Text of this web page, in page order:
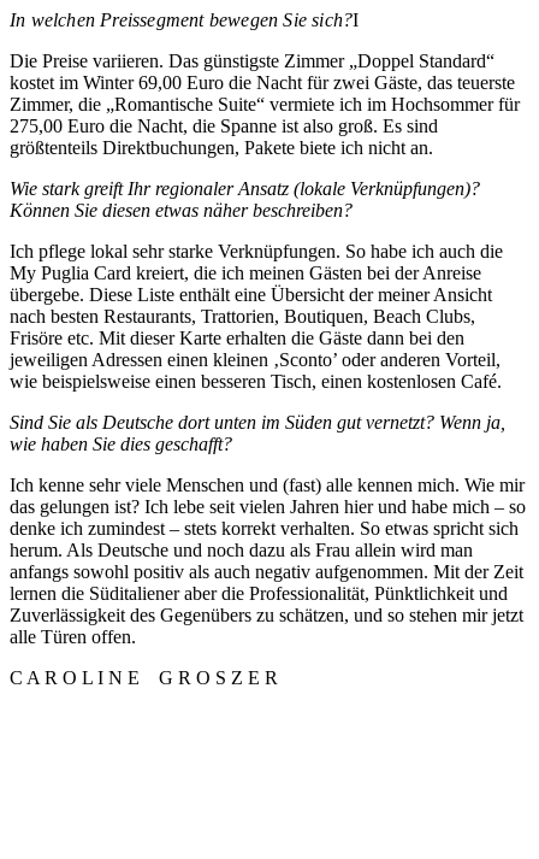
In welchen Preissegment bewegen Sie sich?I
Die Preise variieren. Das günstigste Zimmer „Doppel Standard“
kostet im Winter 69,00 Euro die Nacht für zwei Gäste, das teuerste
Zimmer, die „Romantische Suite“ vermiete ich im Hochsommer für
275,00 Euro die Nacht, die Spanne ist also groß. Es sind
größtenteils Direktbuchungen, Pakete biete ich nicht an.
Wie stark greift Ihr regionaler Ansatz (lokale Verknüpfungen)?
Können Sie diesen etwas näher beschreiben?
Ich pflege lokal sehr starke Verknüpfungen. So habe ich auch die
My Puglia Card kreiert, die ich meinen Gästen bei der Anreise
übergebe. Diese Liste enthält eine Übersicht der meiner Ansicht
nach besten Restaurants, Trattorien, Boutiquen, Beach Clubs,
Frisöre etc. Mit dieser Karte erhalten die Gäste dann bei den
jeweiligen Adressen einen kleinen ‚Sconto’ oder anderen Vorteil,
wie beispielsweise einen besseren Tisch, einen kostenlosen Café.
Sind Sie als Deutsche dort unten im Süden gut vernetzt? Wenn ja,
wie haben Sie dies geschafft?
Ich kenne sehr viele Menschen und (fast) alle kennen mich. Wie mir
das gelungen ist? Ich lebe seit vielen Jahren hier und habe mich – so
denke ich zumindest – stets korrekt verhalten. So etwas spricht sich
herum. Als Deutsche und noch dazu als Frau allein wird man
anfangs sowohl positiv als auch negativ aufgenommen. Mit der Zeit
lernen die Süditaliener aber die Professionalität, Pünktlichkeit und
Zuverlässigkeit des Gegenübers zu schätzen, und so stehen mir jetzt
alle Türen offen.
C A R O L I N E G R O S Z E R